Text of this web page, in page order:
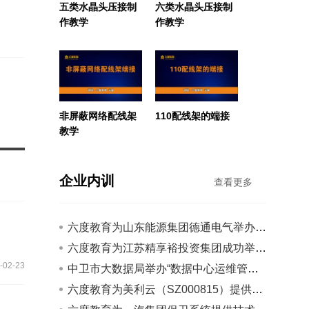
02-23
五类水晶头压接制
作教学
六类水晶头压接制
作教学
非屏蔽网络配线架
教学
110配线架的端接
查看更多
企业内训
六度教育为山东能源集团德通电气举办内训
六度教育为江苏精享裕投资集团成功举办智能化工程建设...
中卫市大数据局举办“数据中心运维管理”培训
六度教育为美利云（SZ000815）提供云计算和大数据培训